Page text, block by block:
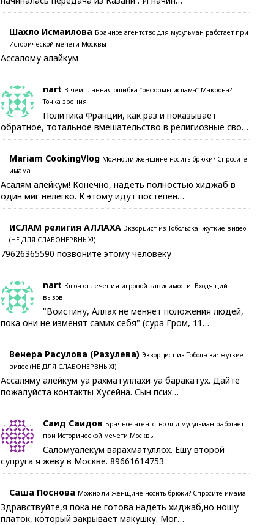
Шахло Исмаилова Брачное агентство для мусульман работает при
Исторической мечети Москвы
Ассалому алайкум
nart В чем главная ошибка “реформы ислама” Макрона?
Точка зрения
Политика Франции, как раз и показывает
обратное, тотальное вмешательство в религиозные сво…
Mariam CookingVlog Можно ли женщине носить брюки? Спросите
имама
Асалям алейкум! Конечно, надеть полностью хиджаб в
один миг нелегко. К этому идут постепен…
ИСЛАМ религия АЛЛАХА Экзорцист из Тобольска: жуткие видео
(НЕ ДЛЯ СЛАБОНЕРВНЫХ!)
79626365590 позвоните этому человеку
nart Ключ от лечения игровой зависимости. Входящий
вызов
"Воистину, Аллах не меняет положения людей,
пока они не изменят самих себя" (сура Гром, 11…
Венера Расулова (Разулева) Экзорцист из Тобольска: жуткие
видео (НЕ ДЛЯ СЛАБОНЕРВНЫХ!)
Ассаляму алейкум уа рахматуллахи уа баракатух. Дайте
пожалуйста контакты Хусейна. Сын псих…
Саид Саидов Брачное агентство для мусульман работает
при Исторической мечети Москвы
Саломуалекум варахматуллох. Ешу второй
супруга я жеву в Москве. 89661614753
Саша Поснова Можно ли женщине носить брюки? Спросите имама
Здравствуйте,я пока не готова надеть хиджаб,но ношу
платок, который закрывает макушку. Мог…